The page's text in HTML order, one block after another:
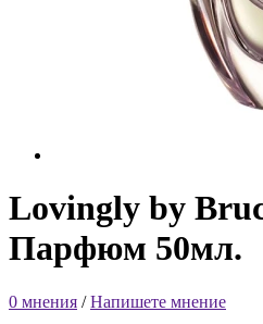
Lovingly by
Парфюм 50мл.
0 мнения /Напишете мнение